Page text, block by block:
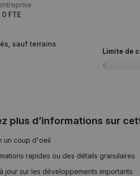
0 FTE
sauf terrains
Limite de
plus d’informations sur
un coup d'oeil
rapides ou des détails granulaires
jour sur les développements importants